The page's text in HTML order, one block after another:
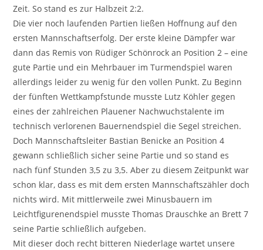
Zeit. So stand es zur Halbzeit 2:2.
Die vier noch laufenden Partien ließen Hoffnung auf den
ersten Mannschaftserfolg. Der erste kleine Dämpfer war
dann das Remis von Rüdiger Schönrock an Position 2 – eine
gute Partie und ein Mehrbauer im Turmendspiel waren
allerdings leider zu wenig für den vollen Punkt. Zu Beginn
der fünften Wettkampfstunde musste Lutz Köhler gegen
eines der zahlreichen Plauener Nachwuchstalente im
technisch verlorenen Bauernendspiel die Segel streichen.
Doch Mannschaftsleiter Bastian Benicke an Position 4
gewann schließlich sicher seine Partie und so stand es
nach fünf Stunden 3,5 zu 3,5. Aber zu diesem Zeitpunkt war
schon klar, dass es mit dem ersten Mannschaftszähler doch
nichts wird. Mit mittlerweile zwei Minusbauern im
Leichtfigurenendspiel musste Thomas Drauschke an Brett 7
seine Partie schließlich aufgeben.
Mit dieser doch recht bitteren Niederlage wartet unsere